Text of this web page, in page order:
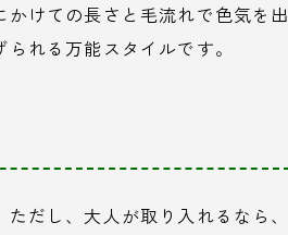
けての長さと毛流れで色気を出
れる万能スタイルです。
だし、大人が取り入れるなら、